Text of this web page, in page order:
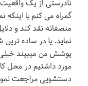
نادرستی از یک
گمراه می کنم یا
منصفانه نقد کند و
نماید. یا در ساده
پوشش من میبیند
مورد داشتیم در محل
دستشویی مراجعت